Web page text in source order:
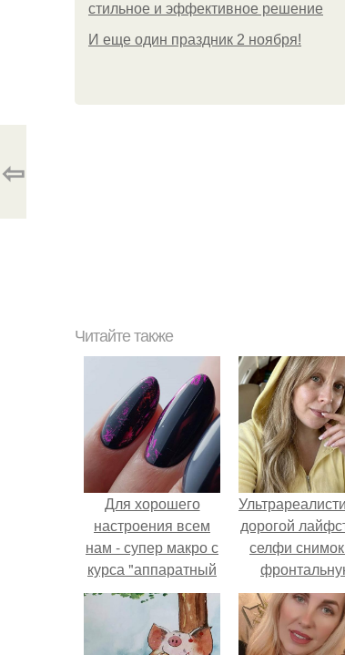
стильное и эффективное решение
И еще один праздник 2 ноября!
⇦
Читайте также
Для хорошего
настроения всем
нам - супер макро с
курса "аппаратный
маникюр без?
дорогой
селфи
камеру.